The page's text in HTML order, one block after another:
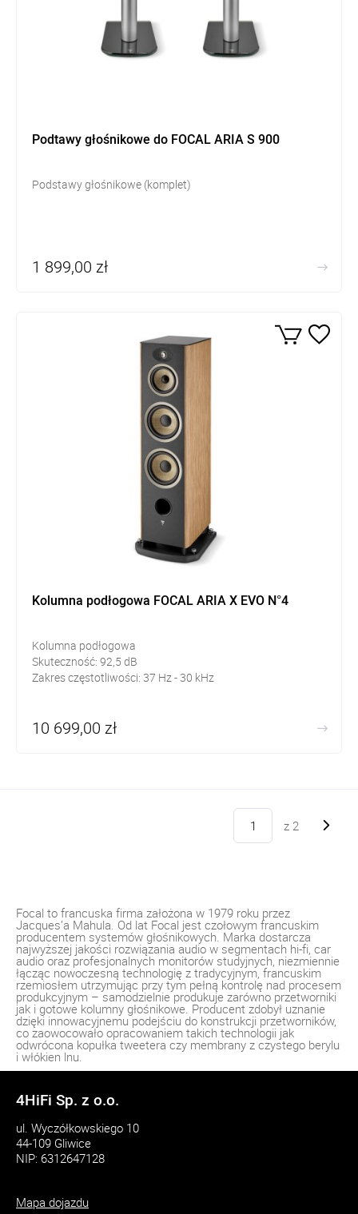
Podtawy głośnikowe do FOCAL ARIA S 900
Podstawy głośnikowe (komplet)
1 899,00 zł
Kolumna podłogowa FOCAL ARIA X EVO N°4
Kolumna podłogowa
Skuteczność: 92,5 dB
Zakres częstotliwości: 37 Hz - 30 kHz
10 699,00 zł
z 2
Focal to francuska firma założona w 1979 roku przez
Jacques’a Mahula. Od lat Focal jest czołowym francuskim
producentem systemów głośnikowych. Marka dostarcza
najwyższej jakości rozwiązania audio w segmentach hi-fi, car
audio oraz profesjonalnych monitorów studyjnych, niezmiennie
łącząc nowoczesną technologię z tradycyjnym, francuskim
rzemiosłem utrzymując przy tym pełną kontrolę nad procesem
produkcyjnym – samodzielnie produkuje zarówno przetworniki
jak i gotowe kolumny głośnikowe. Producent zdobył uznanie
dzięki innowacyjnemu podejściu do konstrukcji przetworników,
co zaowocowało opracowaniem takich technologii jak
odwrócona kopułka tweetera czy membrany z czystego berylu
i włókien lnu.
4HiFi Sp. z o.o.
ul. Wyczółkowskiego 10
44-109 Gliwice
NIP: 6312647128
Mapa dojazdu